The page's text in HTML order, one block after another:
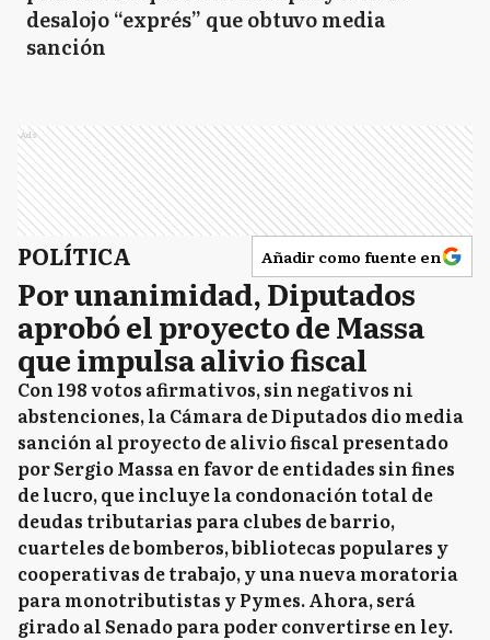
desalojo “exprés” que obtuvo media
sanción
Ads
POLÍTICA Añadir como fuente en
Por unanimidad, Diputados
aprobó el proyecto de Massa
que impulsa alivio fiscal
Con 198 votos afirmativos, sin negativos ni
abstenciones, la Cámara de Diputados dio media
sanción al proyecto de alivio fiscal presentado
por Sergio Massa en favor de entidades sin fines
de lucro, que incluye la condonación total de
deudas tributarias para clubes de barrio,
cuarteles de bomberos, bibliotecas populares y
cooperativas de trabajo, y una nueva moratoria
para monotributistas y Pymes. Ahora, será
girado al Senado para poder convertirse en ley.